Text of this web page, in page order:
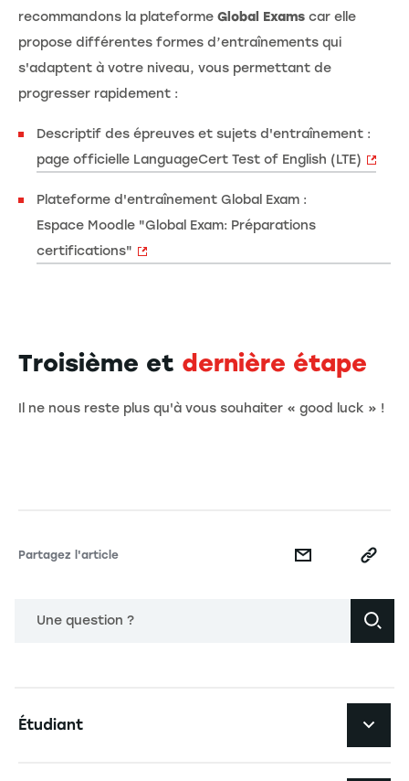
recommandons la plateforme Global Exams car elle
propose différentes formes d’entraînements qui
s'adaptent à votre niveau, vous permettant de
progresser rapidement :
Descriptif des épreuves et sujets d'entraînement :
page officielle LanguageCert Test of English (LTE)
Plateforme d'entraînement Global Exam :
Espace Moodle "Global Exam: Préparations
certifications"
Troisième et dernière étape
Il ne nous reste plus qu'à vous souhaiter « good luck » !
Partagez l'article
Une question ?
Étudiant